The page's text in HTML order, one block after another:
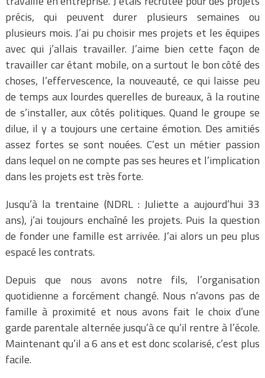
précis, qui peuvent durer plusieurs semaines ou
plusieurs mois. J’ai pu choisir mes projets et les équipes
avec qui j’allais travailler. J’aime bien cette façon de
travailler car étant mobile, on a surtout le bon côté des
choses, l’effervescence, la nouveauté, ce qui laisse peu
de temps aux lourdes querelles de bureaux, à la routine
de s’installer, aux côtés politiques. Quand le groupe se
dilue, il y a toujours une certaine émotion. Des amitiés
assez fortes se sont nouées. C’est un métier passion
dans lequel on ne compte pas ses heures et l’implication
dans les projets est très forte.
Jusqu’à la trentaine (NDRL : Juliette a aujourd’hui 33
ans), j’ai toujours enchaîné les projets. Puis la question
de fonder une famille est arrivée. J’ai alors un peu plus
espacé les contrats.
Depuis que nous avons notre fils, l’organisation
quotidienne a forcément changé. Nous n’avons pas de
famille à proximité et nous avons fait le choix d’une
garde parentale alternée jusqu’à ce qu’il rentre à l’école.
Maintenant qu’il a 6 ans et est donc scolarisé, c’est plus
facile.